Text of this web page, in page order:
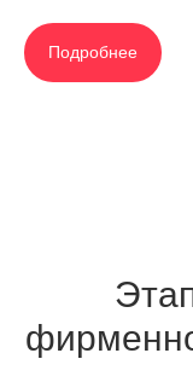
Подробнее